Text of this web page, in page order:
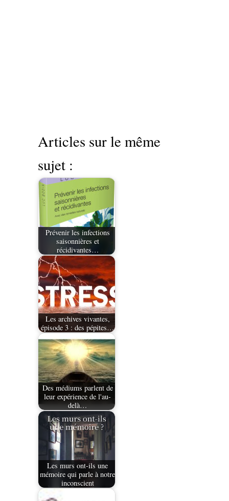
Articles sur le même
sujet :
Prévenir les infections
saisonnières et
récidivantes…
Les archives vivantes,
épisode 3 : des pépites…
Des médiums parlent de
leur expérience de l'au-
delà…
Les murs ont-ils une
mémoire qui parle à notre
inconscient